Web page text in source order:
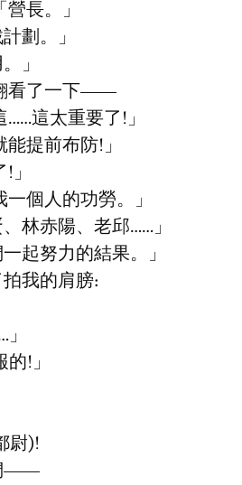
長。」
劃。」
」
看了一下——
這太重要了!」
能提前布防!」
」
個人的功勞。」
林赤陽、老邱……」
起努力的結果。」
我的肩膀:
!」
尉)!
——